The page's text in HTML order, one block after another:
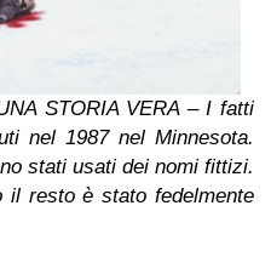
STORIA VERA – I fatti
nel 1987 nel Minnesota.
stati usati dei nomi fittizi.
resto è stato fedelmente